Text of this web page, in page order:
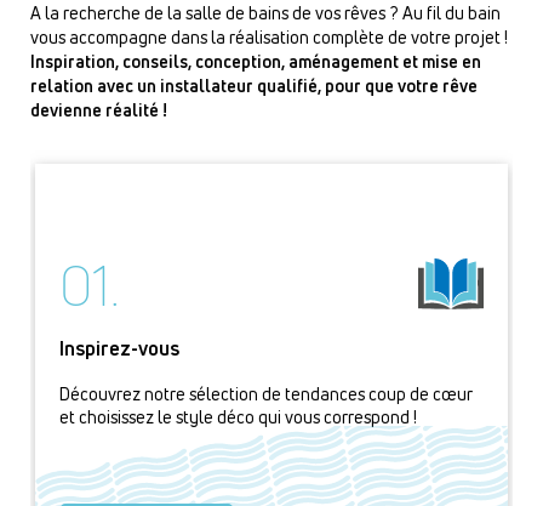
A la recherche de la salle de bains de vos rêves ? Au fil du bain
vous accompagne dans la réalisation complète de votre projet !
Inspiration, conseils, conception, aménagement et mise en
relation avec un installateur qualifié, pour que votre rêve
devienne réalité !
01.
Inspirez-vous
Découvrez notre sélection de tendances coup de cœur
et choisissez le style déco qui vous correspond !